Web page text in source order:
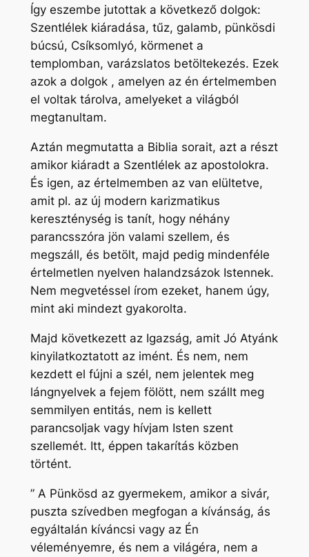
Így eszembe jutottak a következő dolgok:
Szentlélek kiáradása, tűz, galamb, pünkösdi
búcsú, Csíksomlyó, körmenet a
templomban, varázslatos betöltekezés. Ezek
azok a dolgok , amelyen az én értelmemben
el voltak tárolva, amelyeket a világból
megtanultam.
Aztán megmutatta a Biblia sorait, azt a részt
amikor kiáradt a Szentlélek az apostolokra.
És igen, az értelmemben az van elültetve,
amit pl. az új modern karizmatikus
kereszténység is tanít, hogy néhány
parancsszóra jön valami szellem, és
megszáll, és betölt, majd pedig mindenféle
értelmetlen nyelven halandzsázok Istennek.
Nem megvetéssel írom ezeket, hanem úgy,
mint aki mindezt gyakorolta.
Majd következett az Igazság, amit Jó Atyánk
kinyilatkoztatott az imént. És nem, nem
kezdett el fújni a szél, nem jelentek meg
lángnyelvek a fejem fölött, nem szállt meg
semmilyen entitás, nem is kellett
parancsoljak vagy hívjam Isten szent
szellemét. Itt, éppen takarítás közben
történt.
” A Pünkösd az gyermekem, amikor a sivár,
puszta szívedben megfogan a kívánság, ás
egyáltalán kíváncsi vagy az Én
véleményemre, és nem a világéra, nem a